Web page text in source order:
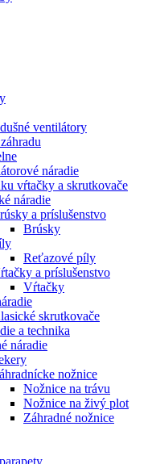
ventilátory
náradie
vŕtačky a skrutkovače
náradie
a príslušenstvo
Brúsky
Reťazové píly
a príslušenstvo
Vŕtačky
skrutkovače
a technika
náradie
nožnice
Nožnice na trávu
Nožnice na živý plot
Záhradné nožnice